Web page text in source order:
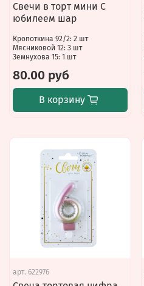
Свечи в торт мини С
юбилеем шар
Кропоткина 92/2: 2 шт
Мясниковой 12: 3 шт
Земнухова 15: 1 шт
80.00 руб
В корзину
арт. 622976